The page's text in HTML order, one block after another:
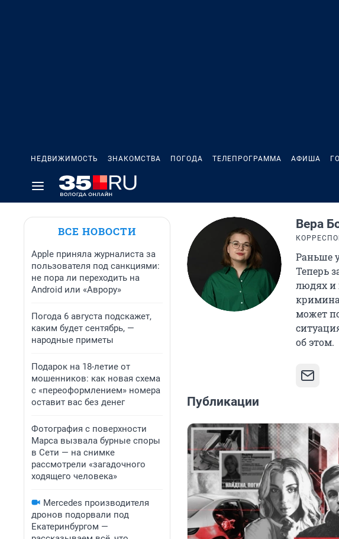
НЕДВИЖИМОСТЬ ЗНАКОМСТВА ПОГОДА ТЕЛЕПРОГРАММА АФИША
ВСЕ НОВОСТИ
Apple приняла журналиста за
пользователя под санкциями:
не пора ли переходить на
Android или «Аврору»
Погода 6 августа подскажет,
каким будет сентябрь, —
народные приметы
Подарок на 18-летие от
мошенников: как новая схема
с «переоформлением» номера
оставит вас без денег
Фотография с поверхности
Марса вызвала бурные споры
в Сети — на снимке
рассмотрели «загадочного
ходящего человека»
Mercedes производителя
дронов подорвали под
Екатеринбургом —
Вера
Раньше
Теперь
людях и
может
об этом.
Публикации